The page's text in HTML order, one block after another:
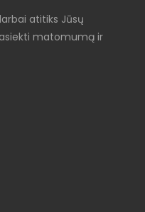
atitiks Jūsų
matomumą ir